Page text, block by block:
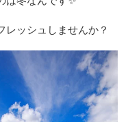
レッシュしませんか？